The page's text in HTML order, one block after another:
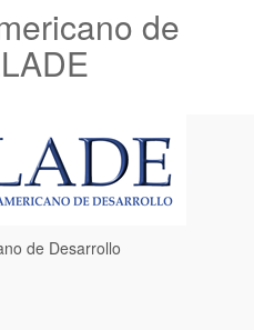
de
de Desarrollo